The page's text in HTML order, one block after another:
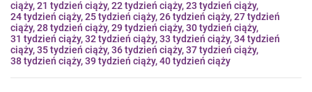
ciąży,21 tydzień ciąży,22 tydzień ciąży,23 tydzień ciąży,
24 tydzień ciąży,25 tydzień ciąży,26 tydzień ciąży,27 tydzień
ciąży,28 tydzień ciąży,29 tydzień ciąży,30 tydzień ciąży,
31 tydzień ciąży,32 tydzień ciąży,33 tydzień ciąży,34 tydzień
ciąży,35 tydzień ciąży,36 tydzień ciąży,37 tydzień ciąży,
38 tydzień ciąży,39 tydzień ciąży,40 tydzień ciąży